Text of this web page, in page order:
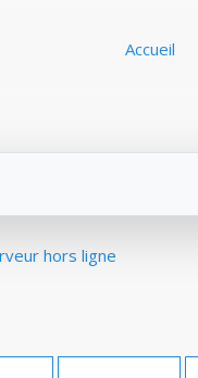
Accueil
hors ligne